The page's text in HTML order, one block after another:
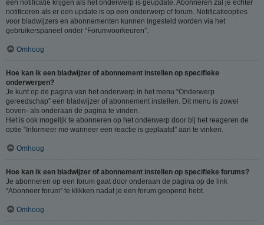
een notificatie krijgen als het onderwerp is geüpdate. Abonneren zal je echter
notificeren als er een update is op een onderwerp of forum. Notificatieopties
voor bladwijzers en abonnementen kunnen ingesteld worden via het
gebruikerspaneel onder “Forumvoorkeuren”.
Omhoog
Hoe kan ik een bladwijzer of abonnement instellen op specifieke
onderwerpen?
Je kunt op de pagina van het onderwerp in het menu “Onderwerp
gereedschap” een bladwijzer of abonnement instellen. Dit menu is zowel
boven- als onderaan de pagina te vinden.
Het is ook mogelijk te abonneren op het onderwerp door bij het reageren de
optie “Informeer me wanneer een reactie is geplaatst” aan te vinken.
Omhoog
Hoe kan ik een bladwijzer of abonnement instellen op specifieke forums?
Je abonneren op een forum gaat door onderaan de pagina op de link
“Abonneer forum” te klikken nadat je een forum geopend hebt.
Omhoog